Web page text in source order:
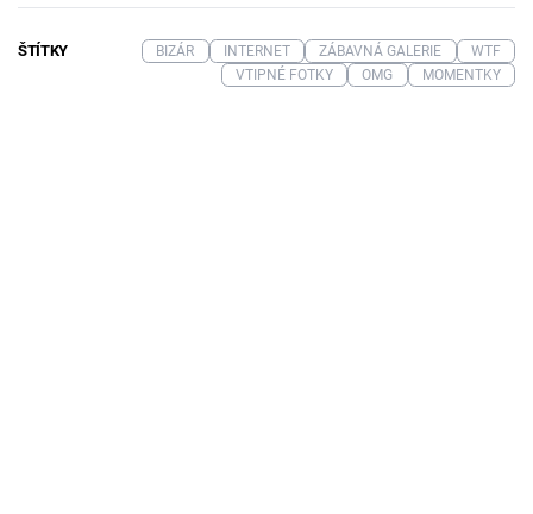
ŠTÍTKY BIZÁR INTERNET ZÁBAVNÁ GALERIE
WTF
VTIPNÉ FOTKY
OMG MOMENTKY